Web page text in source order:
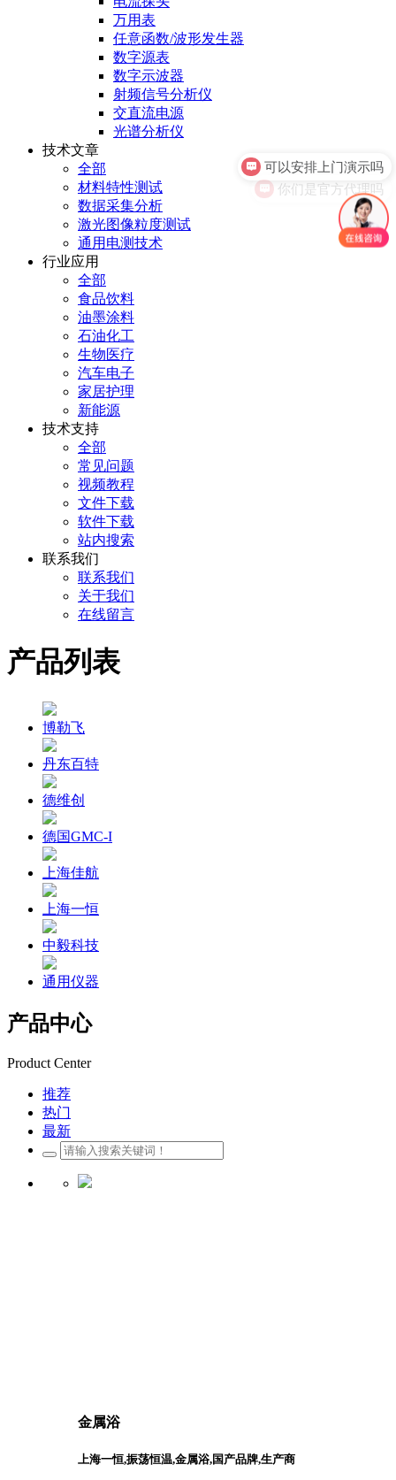
万用表
任意函数/波形发生器
数字源表
数字示波器
射频信号分析仪
交直流电源
光谱分析仪
技术文章
全部
材料特性测试
数据采集分析
激光图像粒度测试
通用电测技术
行业应用
全部
食品饮料
油墨涂料
石油化工
生物医疗
汽车电子
家居护理
新能源
技术支持
全部
常见问题
视频教程
文件下载
软件下载
站内搜索
联系我们
联系我们
关于我们
在线留言
产品列表
博勒飞
丹东百特
德维创
德国GMC-I
上海佳航
上海一恒
中毅科技
通用仪器
产品中心
Product Center
推荐
热门
最新
金属浴
上海一恒,振荡恒温,金属浴,国产品牌,生产商
你们是官方代理吗